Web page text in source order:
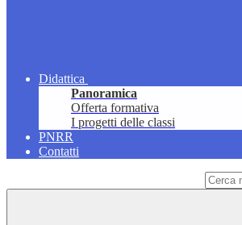
Didattica
Panoramica
Offerta formativa
I progetti delle classi
PNRR
Contatti